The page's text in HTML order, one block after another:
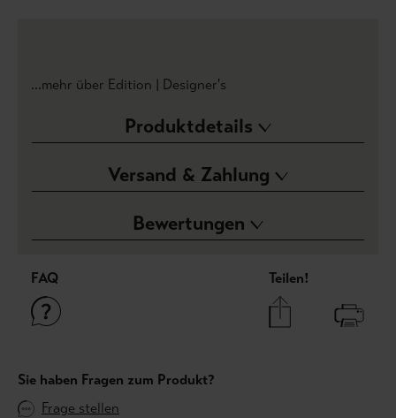
...mehr über Edition | Designer's
Produktdetails
Versand & Zahlung
Bewertungen
FAQ Teilen!
Sie haben Fragen zum Produkt?
Frage stellen